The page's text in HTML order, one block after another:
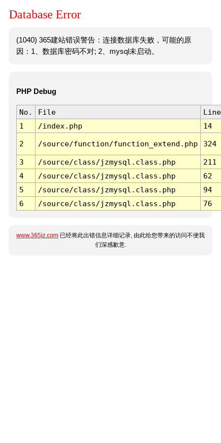
Database Error
(1040) 365建站错误警告：连接数据库失败，可能的原
因：1、数据库密码不对; 2、mysql未启动。
PHP Debug
No. File
Line
1
/index.php 14
2 /source/function/function_extend.php 324
3 /source/class/jzmysql.class.php
211
4
/source/class/jzmysql.class.php
62
5
/source/class/jzmysql.class.php
94
6
/source/class/jzmysql.class.php 76
www.365jz.com 已经将此出错信息详细记录, 由此给您带来的访问不便我
们深感歉意.